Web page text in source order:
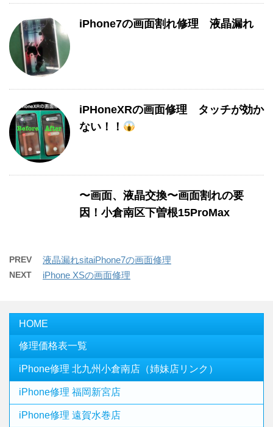
iPhone7の画面割れ修理 液晶漏れ
iPHoneXRの画面修理 タッチが効か
ない！！
〜画面、液晶交換〜画面割れの要
因！小倉南区下曽根15ProMax
PREV 液晶漏れsitaiPhone7の画面修理
NEXT iPhone XSの画面修理
HOME
修理価格表一覧
iPhone修理 北九州小倉南店（姉妹店リンク）
iPhone修理 福岡新宮店
iPhone修理 遠賀水巻店